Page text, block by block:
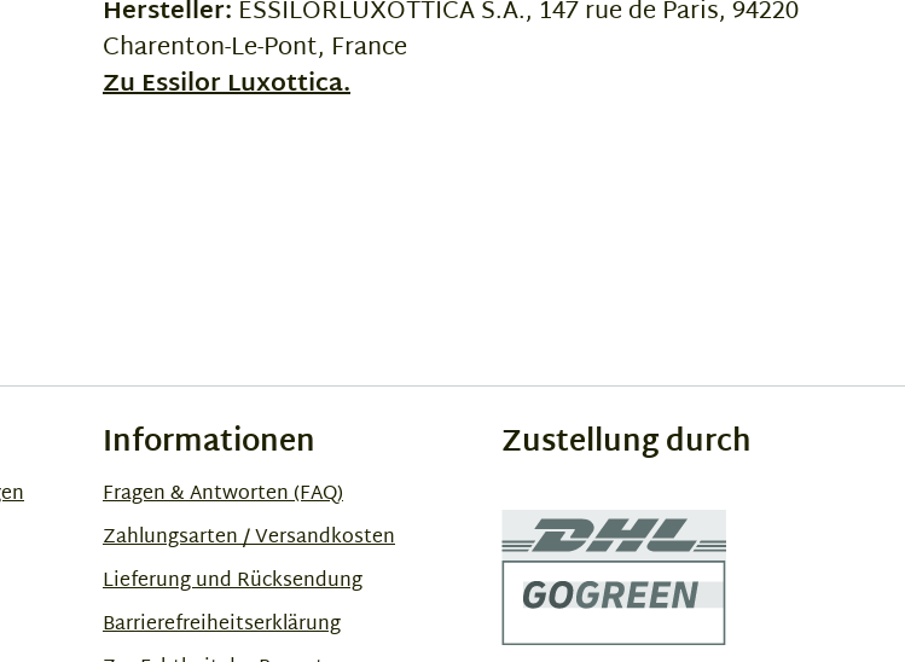
Hersteller: ESSILORLUXOTTICA S.A., 147 rue de Paris, 94220
Charenton-Le-Pont, France
Zu Essilor Luxottica.
Informationen
Fragen & Antworten (FAQ)
Zahlungsarten / Versandkosten
Lieferung und Rücksendung
Barrierefreiheitserklärung
Zustellung durch